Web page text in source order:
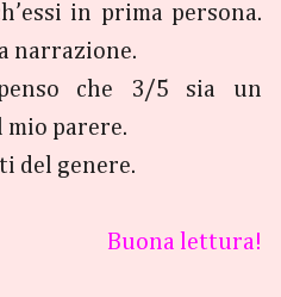
in prima persona.
narrazione.
che 3/5 sia un
mio parere.
del genere.
Buona lettura!